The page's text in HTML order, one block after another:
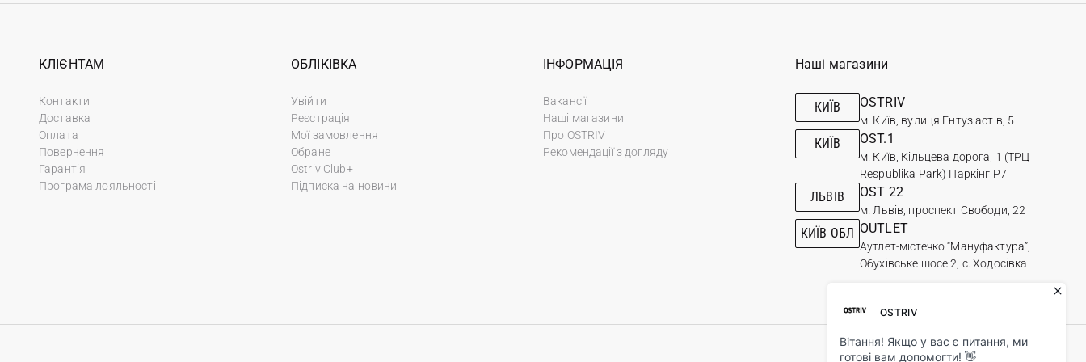
КЛІЄНТАМ
Контакти
Доставка
Оплата
Повернення
Гарантія
Програма лояльності
ОБЛІКІВКА
Увійти
Реєстрація
Мої замовлення
Обране
Ostriv Club+
Підписка на новини
ІНФОРМАЦІЯ
Вакансії
Наші магазини
Про OSTRIV
Рекомендації з догляду
Наші магазини
КИЇВ OSTRIV
м. Київ, вулиця Ентузіастів, 5
КИЇВ OST.1
м. Київ, Кільцева дорога, 1 (ТРЦ
Respublika Park) Паркінг Р7
ЛЬВІВ OST 22
м. Львів, проспект Свободи, 22
КИЇВ ОБЛ OUTLET
Аутлет-містечко “Мануфактура”,
Обухівське шосе 2, с. Ходосівка